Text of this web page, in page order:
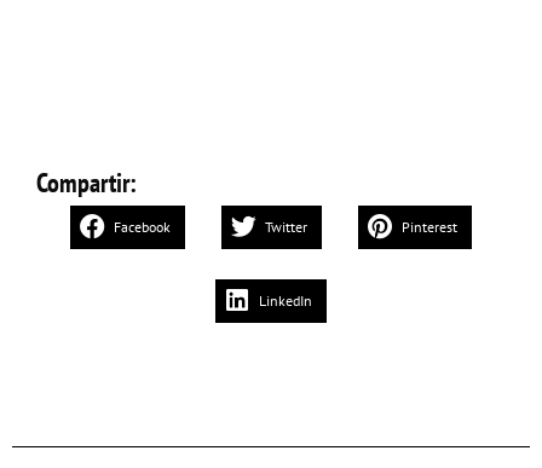
Compartir:
Facebook Twitter Pinterest
LinkedIn